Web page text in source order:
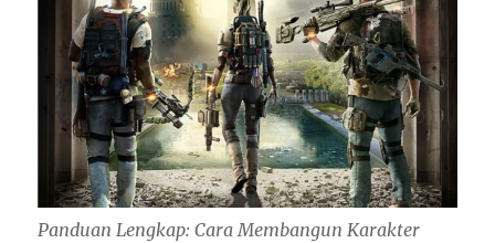
Panduan Lengkap: Cara Membangun Karakter